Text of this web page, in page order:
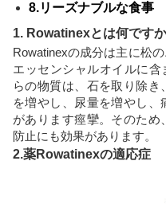
8.リーズナブルな食事
1. Rowatinexとは何です
Rowatinexの成分は主に松
エッセンシャルオイルに
らの物質は、石を取り除
を増やし、尿量を増やし
があります痙攣。そのため
防止にも効果があります。
2.薬Rowatinexの適応症